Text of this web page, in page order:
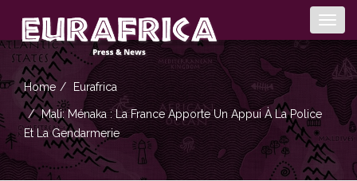
Home Eurafrica
Mali: Ménaka : La France Apporte Un Appui À La Police
Et La Gendarmerie